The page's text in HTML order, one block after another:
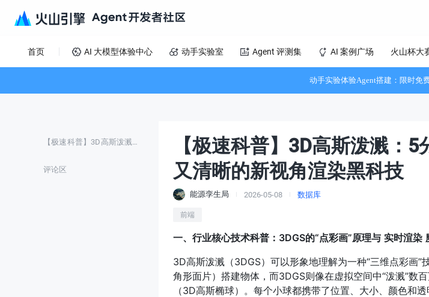
首页 AI 大模型体验中心 动手实验室 Agent 评测集 AI 案例广场 火山杯大
动手实验体验Agent搭建：限时免
【极速科普】3D高斯泼溅：5分钟搞懂这种又快又清晰的新视角渲染黑科技
评论区
【极速科普】3D高斯泼溅：
又清晰的新视角渲染黑科技
能源孪生局 2026-05-08 数据库
前端
一、行业核心技术科普：3DGS的“点彩画”原理与 实时渲染
3D高斯泼溅（3DGS）可以形象地理解为一种“三维点彩画”
角形面片）搭建物体，而3DGS则像在虚拟空间中“泼溅”数
（3D高斯椭球）。每个小球都携带了位置、大小、颜色和